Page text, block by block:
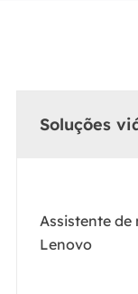
Soluções
Assistente de
Lenovo